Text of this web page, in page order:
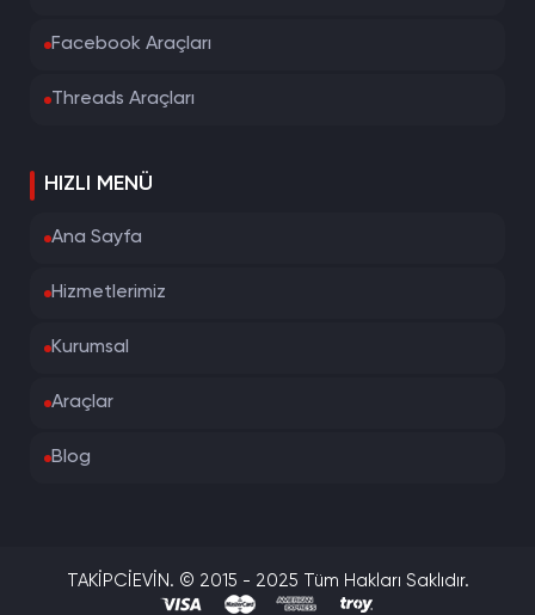
Facebook Araçları
Threads Araçları
HIZLI MENÜ
Ana Sayfa
Hizmetlerimiz
Kurumsal
Araçlar
Blog
TAKİPCİEVİN. © 2015 - 2025 Tüm Hakları Saklıdır.